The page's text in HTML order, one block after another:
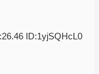
ID:1yjSQHcL0